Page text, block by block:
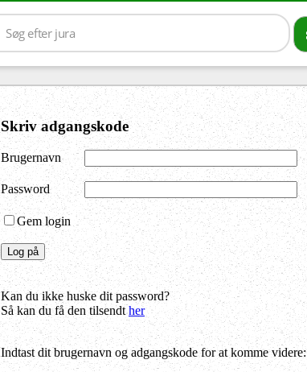
Skriv adgangskode
Brugernavn
Password
Gem login
Kan du ikke huske dit password?
Så kan du få den tilsendther
Indtast dit brugernavn og adgangskode for at komme videre: